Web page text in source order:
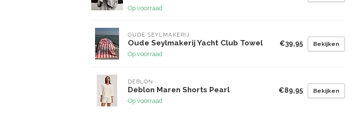
Op voorraad
OUDE SEYLMAKERIJ
Oude Seylmakerij Yacht Club Towel
Op voorraad
€39,95 Bekijken
DEBLON
Deblon Maren Shorts Pearl
Op voorraad
€89,95 Bekijken